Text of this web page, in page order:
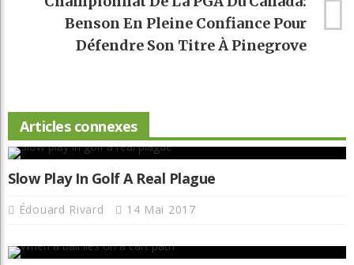
Benson En Pleine Confiance Pour
Défendre Son Titre À Pinegrove
Articles connexes
Slow Play In Golf A Real Plague
Édouard Rivard 14 Mai 2017